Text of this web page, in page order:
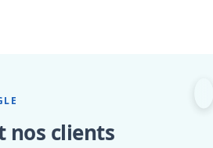
nos clients